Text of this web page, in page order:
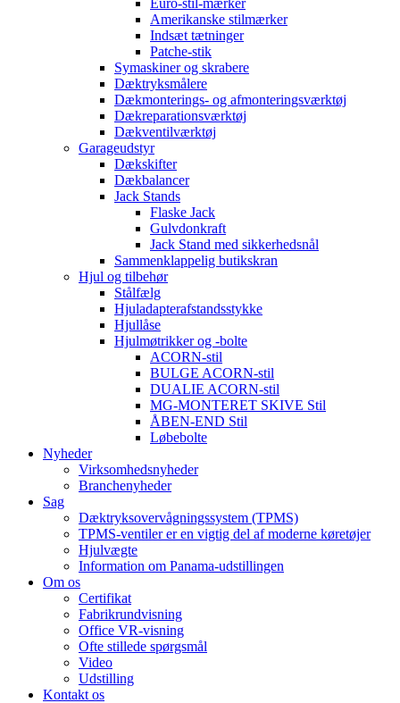
Euro-stil-mærker
Amerikanske stilmærker
Indsæt tætninger
Patche-stik
Symaskiner og skrabere
Dæktryksmålere
Dækmonterings- og afmonteringsværktøj
Dækreparationsværktøj
Dækventilværktøj
Garageudstyr
Dækskifter
Dækbalancer
Jack Stands
Flaske Jack
Gulvdonkraft
Jack Stand med sikkerhedsnål
Sammenklappelig butikskran
Hjul og tilbehør
Stålfælg
Hjuladapterafstandsstykke
Hjullåse
Hjulmøtrikker og -bolte
ACORN-stil
BULGE ACORN-stil
DUALIE ACORN-stil
MG-MONTERET SKIVE Stil
ÅBEN-END Stil
Løbebolte
Nyheder
Virksomhedsnyheder
Branchenyheder
Sag
Dæktryksovervågningssystem (TPMS)
TPMS-ventiler er en vigtig del af moderne køretøjer
Hjulvægte
Information om Panama-udstillingen
Om os
Certifikat
Fabrikrundvisning
Office VR-visning
Ofte stillede spørgsmål
Video
Udstilling
Kontakt os